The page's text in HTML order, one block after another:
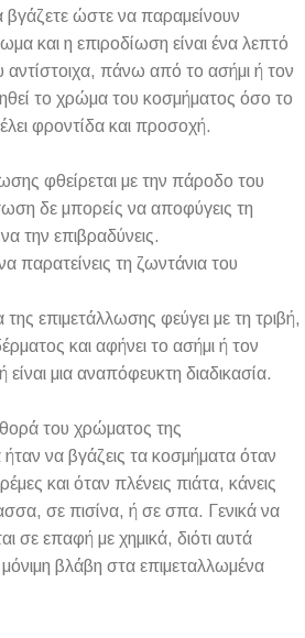
βγάζετε ώστε να παραμείνουν
και η επιροδίωση είναι ένα λεπτό
πάνω από το ασήμι ή τον
το χρώμα του κοσμήματος όσο το
φροντίδα και προσοχή.
φθείρεται με την πάροδο του
δε μπορείς να αποφύγεις τη
την επιβραδύνεις.
παρατείνεις τη ζωντάνια του
επιμετάλλωσης φεύγει με τη τριβή,
και αφήνει το ασήμι ή τον
μια αναπόφευκτη διαδικασία.
του χρώματος της
να βγάζεις τα κοσμήματα όταν
και όταν πλένεις πιάτα, κάνεις
σε πισίνα, ή σε σπα. Γενικά να
σε επαφή με χημικά, διότι αυτά
βλάβη στα επιμεταλλωμένα